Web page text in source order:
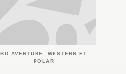
BD AVENTURE, WESTERN ET
POLAR